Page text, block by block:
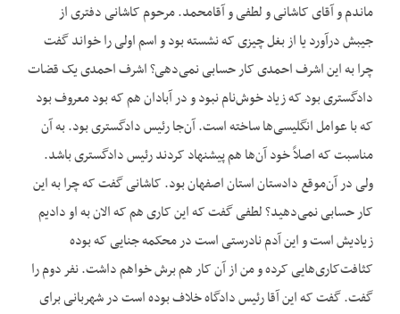
ماندم و آقای کاشانی و لطفی و آقامحمد. مرحوم کاشانی دفتری از
جیبش درآورد یا از بغل چیزی که نشسته بود و اسم اولی را خواند گفت
چرا به این اشرف احمدی کار حسابی نمی‌دهی؟ اشرف احمدی یک قضات
دادگستری بود که زیاد خوش‌نام نبود و در آبادان هم که بود معروف بود
که با عوامل انگلیسی‌ها ساخته است. آن‌جا رئیس دادگستری بود. به آن
مناسبت که اصلاً خود آن‌ها هم پیشنهاد کردند رئیس دادگستری باشد.
ولی در آن‌موقع دادستان استان اصفهان بود. کاشانی گفت که چرا به این
کار حسابی نمی‌دهید؟ لطفی گفت که این کاری هم که الان به او دادیم
زیادیش است و این آدم نادرستی است در محکمه جنایی که بوده
کثافت‌کاری‌هایی کرده و من از آن کار هم برش خواهم داشت. نفر دوم را
گفت. گفت که این آقا رئیس دادگاه خلاف بوده است در شهربانی برای